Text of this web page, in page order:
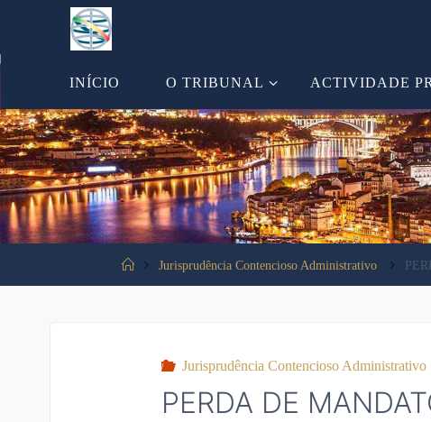
INÍCIO O TRIBUNAL ACTIVIDADE
Jurisprudência Contencioso Administrativo
Jurisprudência Contencioso Administrativo
PERDA DE
Tooltip content